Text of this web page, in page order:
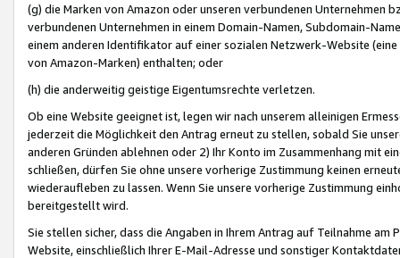
(g) die Marken von Amazon oder unseren verbundenen Unternehmen
verbundenen Unternehmen in einem Domain-Namen, Subdomain-
einem anderen Identifikator auf einer sozialen Netzwerk-Website
von Amazon-Marken) enthalten; oder
(h) die anderweitig geistige Eigentumsrechte verletzen.
Ob eine Website geeignet ist, legen wir nach unserem alleinigen
jederzeit die Möglichkeit den Antrag erneut zu stellen, sobald Sie
anderen Gründen ablehnen oder 2) Ihr Konto im Zusammenhang mit
schließen, dürfen Sie ohne unsere vorherige Zustimmung keinen
wiederaufleben zu lassen. Wenn Sie unsere vorherige Zustimmung
bereitgestellt wird.
Sie stellen sicher, dass die Angaben in Ihrem Antrag auf Teilnahme
Website, einschließlich Ihrer E-Mail-Adresse und sonstiger